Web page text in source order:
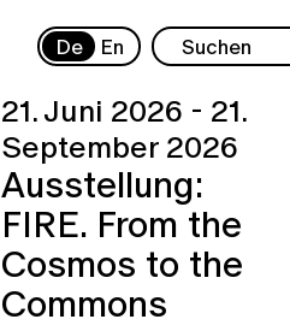
De
En
21. Juni 2026 - 21.
September 2026
Ausstellung:
FIRE. From the
Cosmos to the
Commons